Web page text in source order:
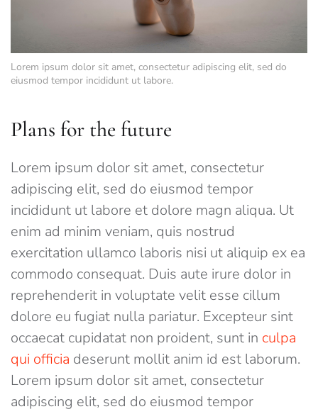
Lorem ipsum dolor sit amet, consectetur adipiscing elit, sed do
eiusmod tempor incididunt ut labore.
Plans for the future
Lorem ipsum dolor sit amet, consectetur
adipiscing elit, sed do eiusmod tempor
incididunt ut labore et dolore magn aliqua. Ut
enim ad minim veniam, quis nostrud
exercitation ullamco laboris nisi ut aliquip ex ea
commodo consequat. Duis aute irure dolor in
reprehenderit in voluptate velit esse cillum
dolore eu fugiat nulla pariatur. Excepteur sint
occaecat cupidatat non proident, sunt in culpa
qui officia deserunt mollit anim id est laborum.
Lorem ipsum dolor sit amet, consectetur
adipiscing elit, sed do eiusmod tempor